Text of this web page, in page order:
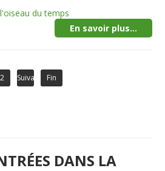
du temps
En savoir plus...
2 Suivant
Fin
DANS LA